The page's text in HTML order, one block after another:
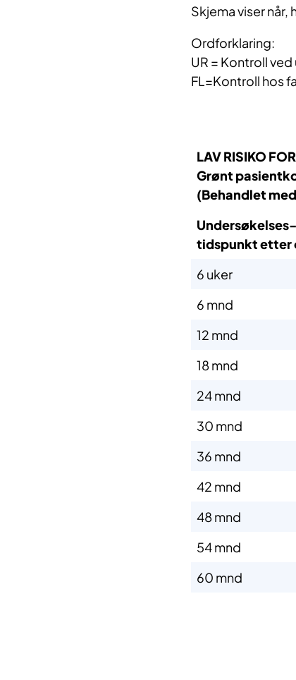
Skjema viser når,
Ordforklaring:
UR = Kontroll
FL=Kontroll hos
LAV RISIKO
Grønt
​(Behandlet
Undersøkelses-
​tidspunkt etter
​6 uker
​6 mnd
​12 mnd
​18 mnd
​24 mnd
​30 mnd
​36 mnd
​42 mnd
​48 mnd
​54 mnd
​60 mnd